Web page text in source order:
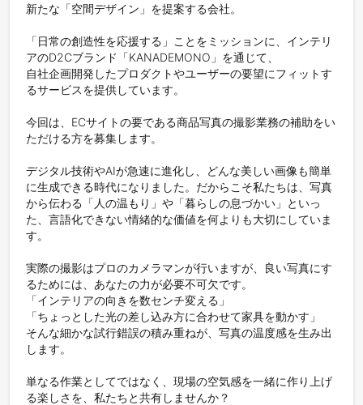
新たな「空間デザイン」を提案する会社。
「日常の創造性を応援する」ことをミッションに、インテリ
アのD2Cブランド「KANADEMONO」を通じて、
自社企画開発したプロダクトやユーザーの要望にフィットす
るサービスを提供しています。
今回は、ECサイトの要である商品写真の撮影業務の補助をい
ただける方を募集します。
デジタル技術やAIが急速に進化し、どんな美しい画像も簡単
に生成できる時代になりました。だからこそ私たちは、写真
から伝わる「人の温もり」や「暮らしの息づかい」といっ
た、言語化できない情緒的な価値を何よりも大切にしていま
す。
実際の撮影はプロのカメラマンが行いますが、良い写真にす
るためには、あなたの力が必要不可欠です。
「インテリアの向きを数センチ変える」
「ちょっとした光の差し込み方に合わせて家具を動かす」
そんな細かな試行錯誤の積み重ねが、写真の温度感を生み出
します。
単なる作業としてではなく、現場の空気感を一緒に作り上げ
る楽しさを、私たちと共有しませんか？